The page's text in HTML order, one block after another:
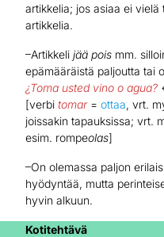
artikkelia; jos asiaa ei
artikkelia.
–Artikkeli jää pois mm.
epämääräistä paljoutta tai
¿Toma usted vino o agua?
[verbi tomar = ottaa, vrt.
joissakin tapauksissa; vrt.
esim. rompeolas]
–On olemassa paljon
hyödyntää, mutta
hyvin alkuun.
Kotitehtävä